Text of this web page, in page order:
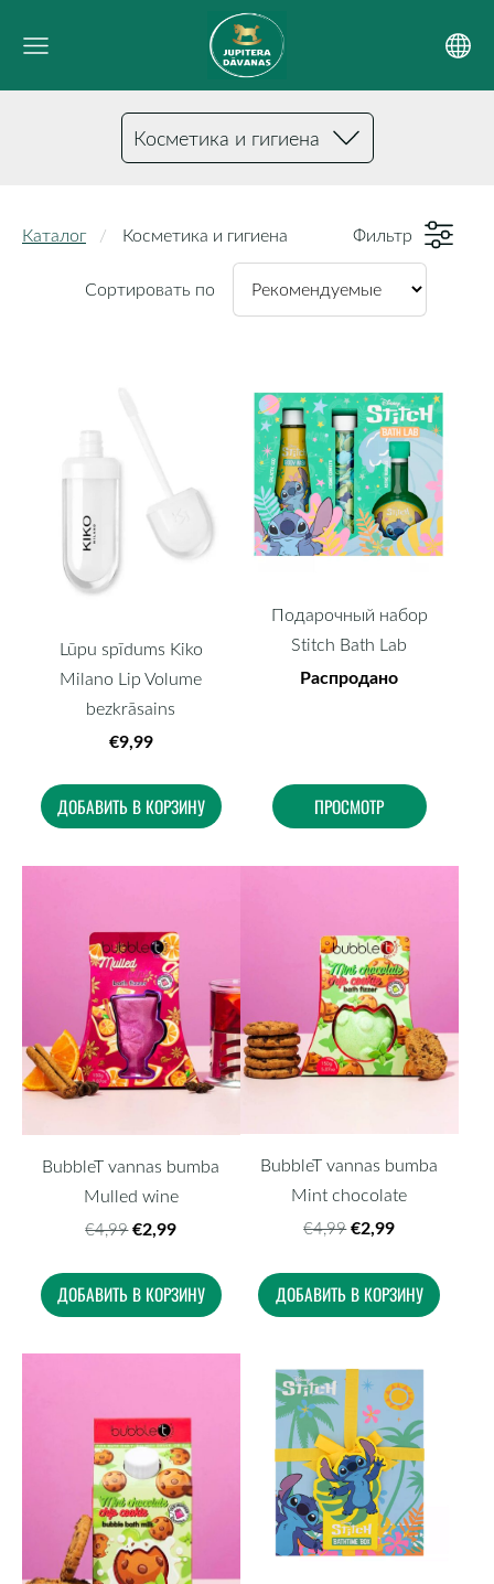
Косметика и гигиена
Каталог Косметика и гигиена Фильтр
Сортировать по
Lūpu spīdums Kiko
Milano Lip Volume
bezkrāsains
€9,99
ДОБАВИТЬ В КОРЗИНУ
Подарочный набор
Stitch Bath Lab
Распродано
ПРОСМОТР
BubbleT vannas bumba
Mulled wine
€4,99 €2,99
ДОБАВИТЬ В КОРЗИНУ
BubbleT vannas bumba
Mint chocolate
€4,99 €2,99
ДОБАВИТЬ В КОРЗИНУ